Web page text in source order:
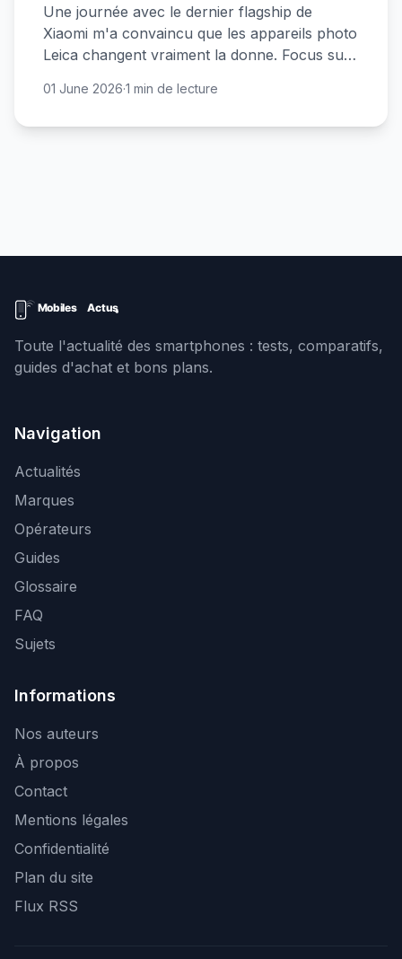
Une journée avec le dernier flagship de
Xiaomi m'a convaincu que les appareils photo
Leica changent vraiment la donne. Focus sur
01 June 2026·1 min de lecture
Toute l'actualité des smartphones : tests, comparatifs,
guides d'achat et bons plans.
Navigation
Actualités
Marques
Opérateurs
Guides
Glossaire
FAQ
Sujets
Informations
Nos auteurs
À propos
Contact
Mentions légales
Confidentialité
Plan du site
Flux RSS